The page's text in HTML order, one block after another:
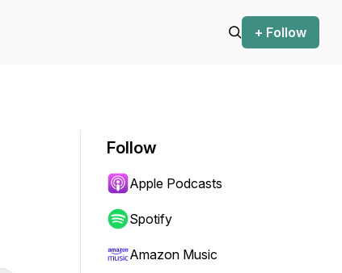
+ Follow
Follow
Apple Podcasts
Spotify
Amazon Music